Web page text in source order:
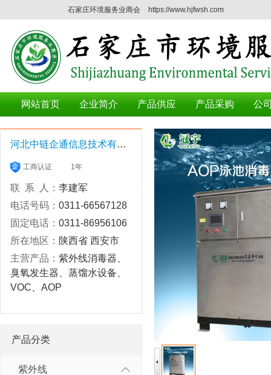
石家庄环境服务业商会 https://www.hjfwsh.com
网站首页 企业简介 产品供应 产品采购 公
河北中链企通信息技术有限公司
工商认证 1年
联 系 人： 李建军
电话号码： 0311-66567128
固定电话： 0311-86956106
所在地区： 陕西省 西安市
主营产品： 紫外线消毒器、
臭氧发生器、蒸馏水设备、
VOC、AOP
产品分类
紫外线